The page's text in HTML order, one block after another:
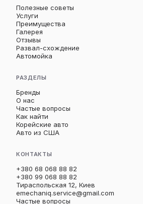
Полезные советы
Услуги
Преимущества
Галерея
Отзывы
Развал-схождение
Автомойка
РАЗДЕЛЫ
Бренды
О нас
Частые вопросы
Как найти
Корейские авто
Авто из США
КОНТАКТЫ
+380 68 068 88 82
+380 99 068 88 82
Тираспольская 12, Киев
emechaniq.service@gmail.com
Частые вопросы